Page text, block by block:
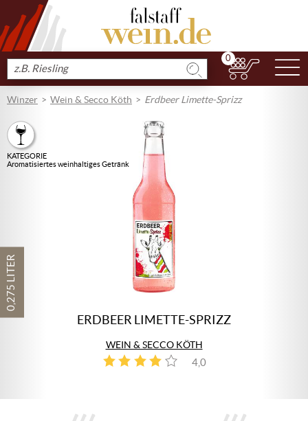
Produkt
suchen
0
Winzer Wein & Secco Köth Erdbeer Limette-Sprizz
0,275 LITER
KATEGORIE
Aromatisiertes weinhaltiges Getränk
ERDBEER LIMETTE-SPRIZZ
WEIN & SECCO KÖTH
4,0
1